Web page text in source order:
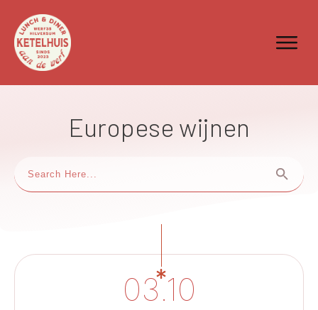
Europese wijnen
03.10